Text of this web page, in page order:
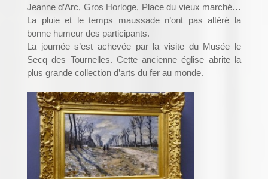
Jeanne d’Arc, Gros Horloge, Place du vieux marché…
La pluie et le temps maussade n’ont pas altéré la
bonne humeur des participants.
La journée s’est achevée par la visite du Musée le
Secq des Tournelles. Cette ancienne église abrite la
plus grande collection d’arts du fer au monde.